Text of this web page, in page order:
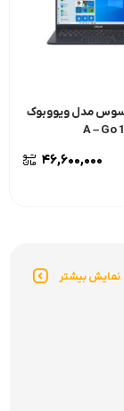
مدل ویووبوک
A – Go
۴۶,۶۰۰,۰۰۰
نمایش بیشتر